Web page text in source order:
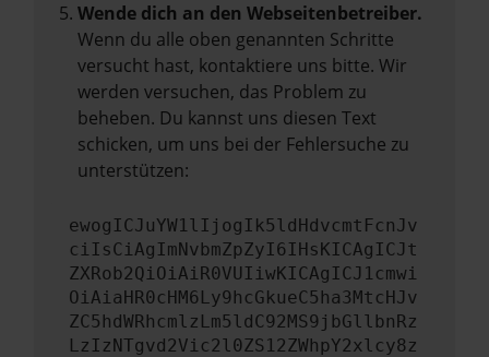
Wende dich an den Webseitenbetreiber.
Wenn du alle oben genannten Schritte
versucht hast, kontaktiere uns bitte. Wir
werden versuchen, das Problem zu
beheben. Du kannst uns diesen Text
schicken, um uns bei der Fehlersuche zu
unterstützen:
ewogICJuYW1lIjogIk5ldHdvcmtFcnJv
ciIsCiAgImNvbmZpZyI6IHsKICAgICJt
ZXRob2QiOiAiR0VUIiwKICAgICJ1cmwi
OiAiaHR0cHM6Ly9hcGkueC5ha3MtcHJv
ZC5hdWRhcmlzLm5ldC92MS9jbGllbnRz
LzIzNTgvd2Vic2l0ZS12ZWhpY2xlcy8z